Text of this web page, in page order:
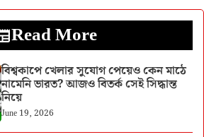
Read More
বিশ্বকাপে খেলার সুযোগ পেয়েও কেন মাঠে
নামেনি ভারত? আজও বিতর্ক সেই সিদ্ধান্ত
নিয়ে
June 19, 2026